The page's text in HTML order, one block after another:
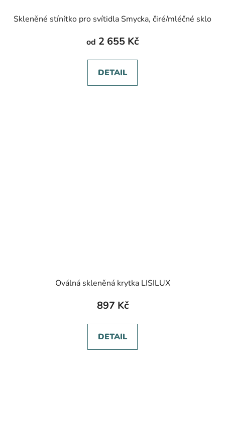
Skleněné stínítko pro svítidla Smycka, čiré/mléčné sklo
od 2 655 Kč
DETAIL
Oválná skleněná krytka LISILUX
897 Kč
DETAIL